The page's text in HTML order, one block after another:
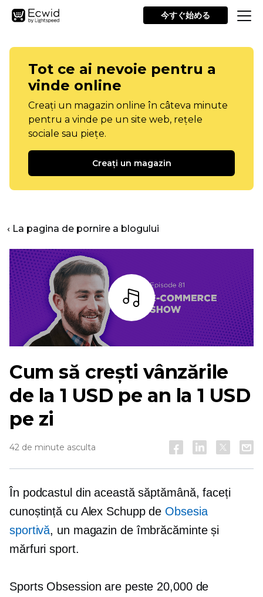
今すぐ始める
Tot ce ai nevoie pentru a
vinde online
Creați un magazin online în câteva minute
pentru a vinde pe un site web, rețele
sociale sau piețe.
Creați un magazin
‹ La pagina de pornire a blogului
Cum să crești vânzările
de la 1 USD pe an la 1 USD
pe zi
42 de minute asculta
În podcastul din această săptămână, faceți
cunoștință cu Alex Schupp de Obsesia
sportivă, un magazin de îmbrăcăminte și
mărfuri sport.
Sports Obsession are peste 20,000 de